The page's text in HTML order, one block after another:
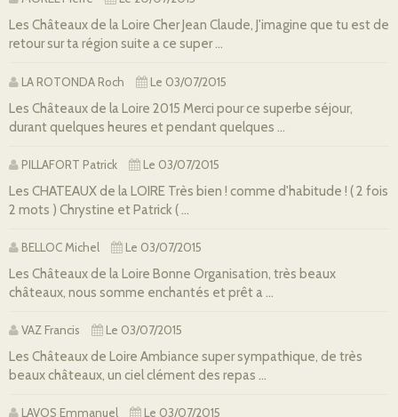
Les Châteaux de la Loire Cher Jean Claude, J'imagine que tu est de
retour sur ta région suite a ce super ...
LA ROTONDA Roch Le 03/07/2015
Les Châteaux de la Loire 2015 Merci pour ce superbe séjour,
durant quelques heures et pendant quelques ...
PILLAFORT Patrick Le 03/07/2015
Les CHATEAUX de la LOIRE Très bien ! comme d'habitude ! ( 2 fois
2 mots ) Chrystine et Patrick ( ...
BELLOC Michel Le 03/07/2015
Les Châteaux de la Loire Bonne Organisation, très beaux
châteaux, nous somme enchantés et prêt a ...
VAZ Francis Le 03/07/2015
Les Châteaux de Loire Ambiance super sympathique, de très
beaux châteaux, un ciel clément des repas ...
LAVOS Emmanuel Le 03/07/2015